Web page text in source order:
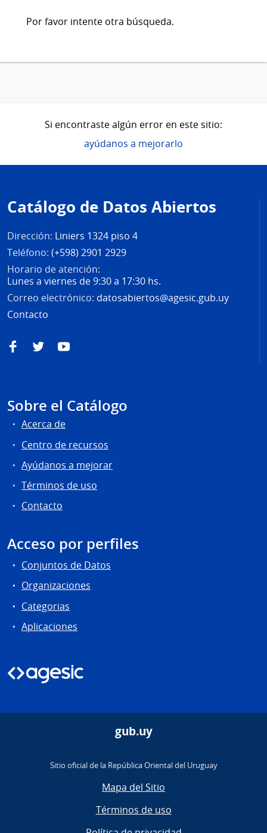
Por favor intente otra búsqueda.
Si encontraste algún error en este sitio:
ayúdanos a mejorarlo
de
página
Catálogo de Datos Abiertos
Dirección: Liniers 1324 piso 4
Teléfono: (+598) 2901 2929
Horario de atención:
Lunes a viernes de 9:30 a 17:30 hs.
Correo electrónico: datosabiertos@agesic.gub.uy
Contacto
FacebookTwitterYouTube
Sobre el Catálogo
Acerca de
Centro de recursos
Ayúdanos a mejorar
Términos de uso
Contacto
Acceso por perfiles
Conjuntos de Datos
Organizaciones
Categorias
Aplicaciones
gub.uy
Sitio oficial de la República Oriental del Uruguay
Mapa del Sitio
Términos de uso